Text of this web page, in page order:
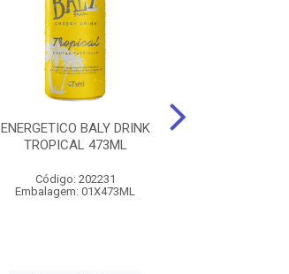
ENERGETICO BALY DRINK
TROPICAL 473ML
Código: 202231
Embalagem: 01X473ML